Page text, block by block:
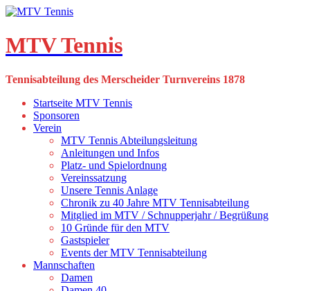
Skip
content
MTV Tennis
Tennisabteilung des Merscheider Turnvereins 1878
Startseite MTV Tennis
Sponsoren
Verein
MTV Tennis Abteilungsleitung
Anleitungen und Infos
Platz- und Spielordnung
Vereinssatzung
Unsere Tennis Anlage
Chronik zu 40 Jahre MTV Tennisabteilung
Mitglied im MTV / Schnupperjahr / Begrüßung
10 Gründe für den MTV
Gastspieler
Events der MTV Tennisabteilung
Mannschaften
Damen